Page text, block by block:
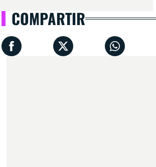
COMPARTIR